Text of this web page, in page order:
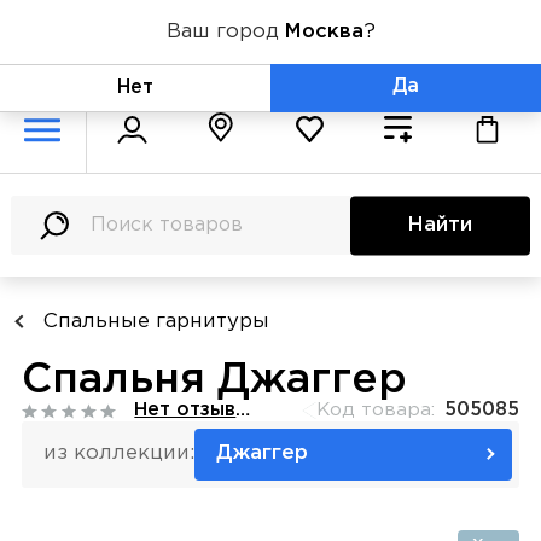
+7 (800) 775-71-06
Найти
Спальные гарнитуры
Спальня Джаггер
Код товара: 505085
Нет отзывов
из коллекции: Джаггер
Ваш город Москва?
Нет Да